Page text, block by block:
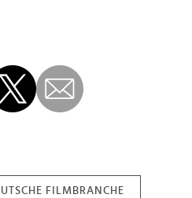
FILMBRANCHE